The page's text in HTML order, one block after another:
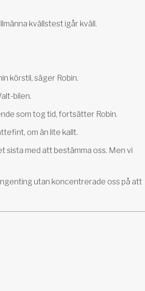
kvällstest igår kväll.
körstil, säger Robin.
bilen.
som tog tid, fortsätter Robin.
om än lite kallt.
sista med att bestämma oss. Men vi
utan koncentrerade oss på att